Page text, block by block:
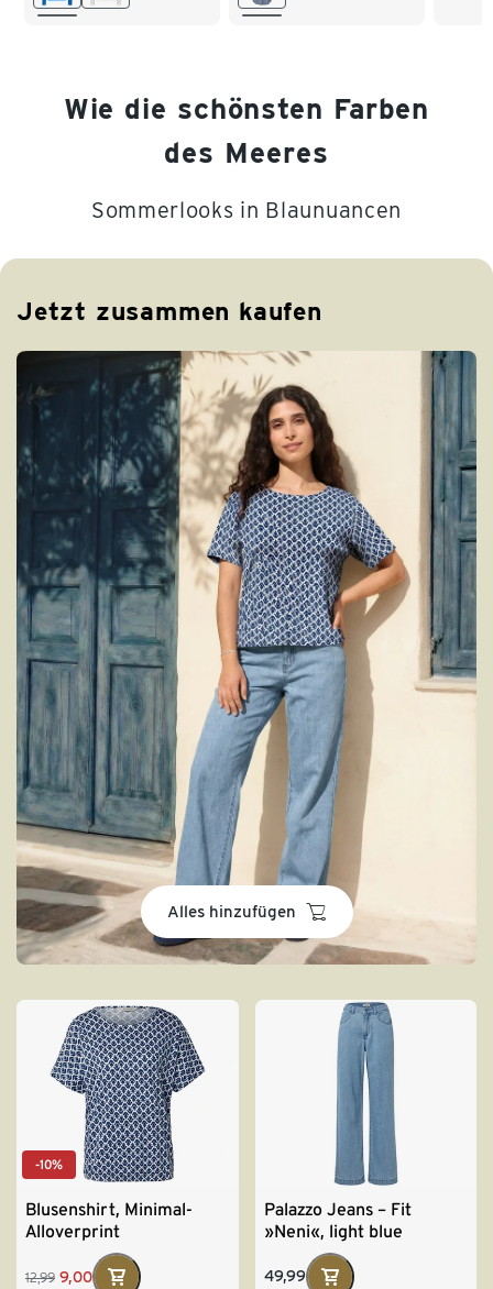
Wie die schönsten Farben
des Meeres
Sommerlooks in Blaunuancen
Jetzt zusammen kaufen
Alles hinzufügen basket
-10%
Blusenshirt, Minimal-
Alloverprint
12,99 9,00
Palazzo Jeans – Fit
»Neni«, light blue
49,99